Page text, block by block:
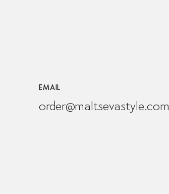
EMAIL
order@maltsevastyle.com